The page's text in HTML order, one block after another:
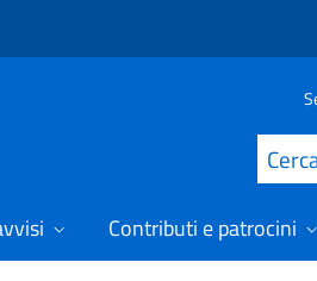
Cerca
Contributi e patrocini